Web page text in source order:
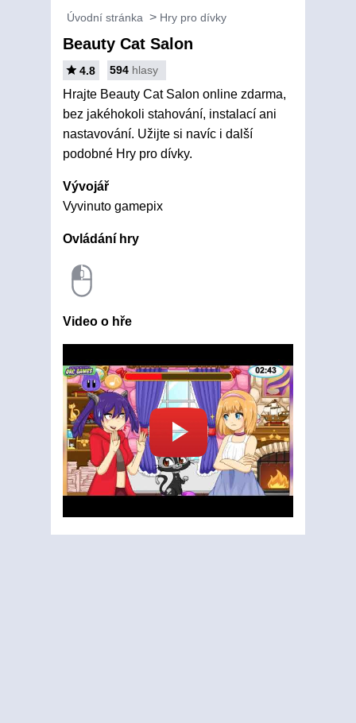
Úvodní stránka Hry pro dívky
Beauty Cat Salon
4.8 594 hlasy
Hrajte Beauty Cat Salon online zdarma,
bez jakéhokoli stahování, instalací ani
nastavování. Užijte si navíc i další
podobné Hry pro dívky.
Vývojář
Vyvinuto gamepix
Ovládání hry
Video o hře